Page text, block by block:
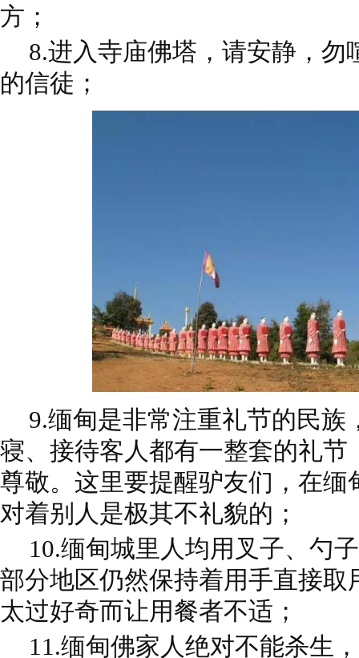
方；
8.进入寺庙佛塔，请安静，勿
的信徒；
9.缅甸是非常注重礼节的民族
寝、接待客人都有一整套的礼节
尊敬。这里要提醒驴友们，在缅
对着别人是极其不礼貌的；
10.缅甸城里人均用叉子、勺
部分地区仍然保持着用手直接取
太过好奇而让用餐者不适；
11.缅甸佛家人绝对不能杀生